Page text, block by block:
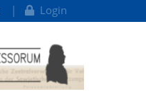
Login